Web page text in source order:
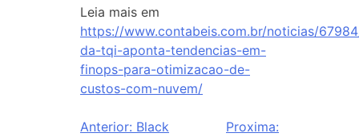
Leia mais em
https://www.contabeis.com.br/noticias/
da-tqi-aponta-tendencias-em-
finops-para-otimizacao-de-
custos-com-nuvem/
Anterior: Black
Proxima: